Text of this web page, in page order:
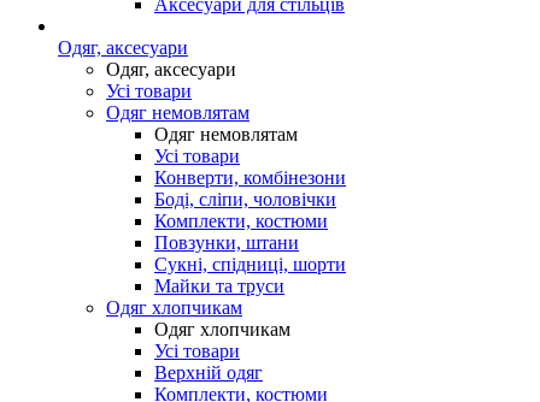
Аксесуари для стільців
Одяг, аксесуари
Одяг, аксесуари
Усі товари
Одяг немовлятам
Одяг немовлятам
Усі товари
Конверти, комбінезони
Боді, сліпи, чоловічки
Комплекти, костюми
Повзунки, штани
Сукні, спідниці, шорти
Майки та труси
Одяг хлопчикам
Одяг хлопчикам
Усі товари
Верхній одяг
Комплекти, костюми